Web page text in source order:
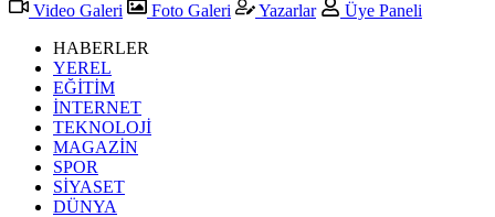
Video Galeri
Foto Galeri Yazarlar
Üye Paneli
HABERLER
YEREL
EĞİTİM
İNTERNET
TEKNOLOJİ
MAGAZİN
SPOR
SİYASET
DÜNYA